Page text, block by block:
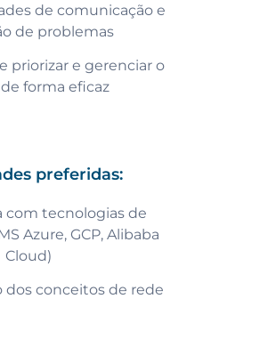
de comunicação e
de problemas
priorizar e gerenciar o
forma eficaz
preferidas:
com tecnologias de
Azure, GCP, Alibaba
Cloud)
dos conceitos de rede